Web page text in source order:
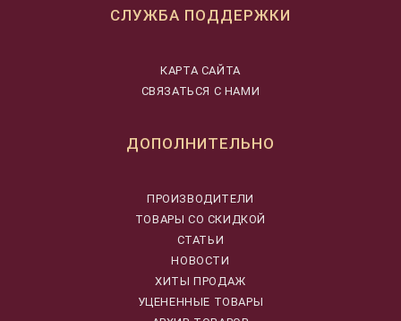
СЛУЖБА ПОДДЕРЖКИ
КАРТА САЙТА
СВЯЗАТЬСЯ С НАМИ
ДОПОЛНИТЕЛЬНО
ПРОИЗВОДИТЕЛИ
ТОВАРЫ СО СКИДКОЙ
СТАТЬИ
НОВОСТИ
ХИТЫ ПРОДАЖ
УЦЕНЕННЫЕ ТОВАРЫ